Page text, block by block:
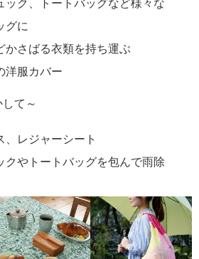
ック、トートバッグなど様々な
グに
かさばる衣類を持ち運ぶ
洋服カバー
て～
、レジャーシート
クやトートバッグを包んで雨除